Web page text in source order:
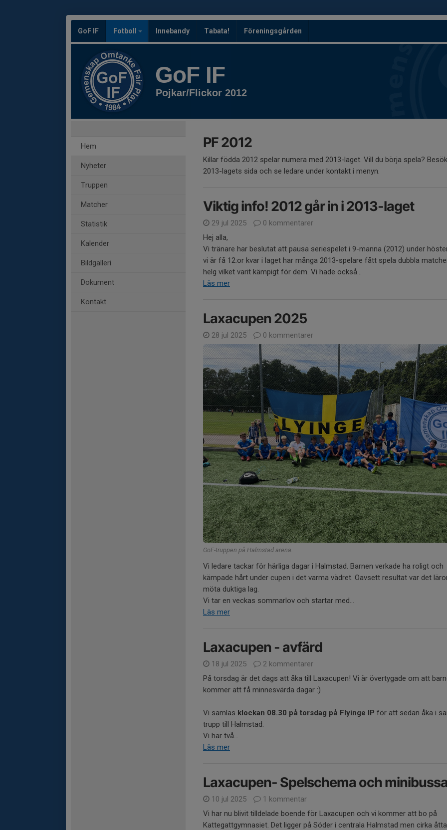
GoF IF Fotboll Innebandy Tabata! Föreningsgården
GoF IF
Pojkar/Flickor 2012
Hem
Nyheter
Truppen
Matcher
Statistik
Kalender
Bildgalleri
Dokument
Kontakt
PF 2012
Killar födda 2012 spelar numera med 2013-laget. Vill du börja spela? Besök
2013-lagets sida och se ledare under kontakt i menyn.
Viktig info! 2012 går in i 2013-laget
29 jul 2025
0 kommentarer
Hej alla,
Vi tränare har beslutat att pausa seriespelet i 9-manna (2012) under
vi är få 12:or kvar i laget har många 2013-spelare fått spela dubbla
helg vilket varit kämpigt för dem. Vi hade också...
Läs mer
Laxacupen 2025
28 jul 2025 0 kommentarer
GoF-truppen på Halmstad arena.
Vi ledare tackar för härliga dagar i Halmstad. Barnen verkade ha roligt och
kämpade hårt under cupen i det varma vädret. Oavsett resultat var det
möta duktiga lag.
Vi tar en veckas sommarlov och startar med...
Läs mer
Laxacupen - avfärd
18 jul 2025
2 kommentarer
På torsdag är det dags att åka till Laxacupen! Vi är övertygade om att
kommer att få minnesvärda dagar :)
Vi samlas klockan 08.30 på torsdag på Flyinge IP för att sedan åka i
trupp till Halmstad.
Vi har två...
Läs mer
Laxacupen- Spelschema och
10 jul 2025
1 kommentar
Vi har nu blivit tilldelade boende för Laxacupen och vi kommer att bo på
Kattegattgymnasiet. Det ligger på Söder i centrala Halmstad men cirka åtta